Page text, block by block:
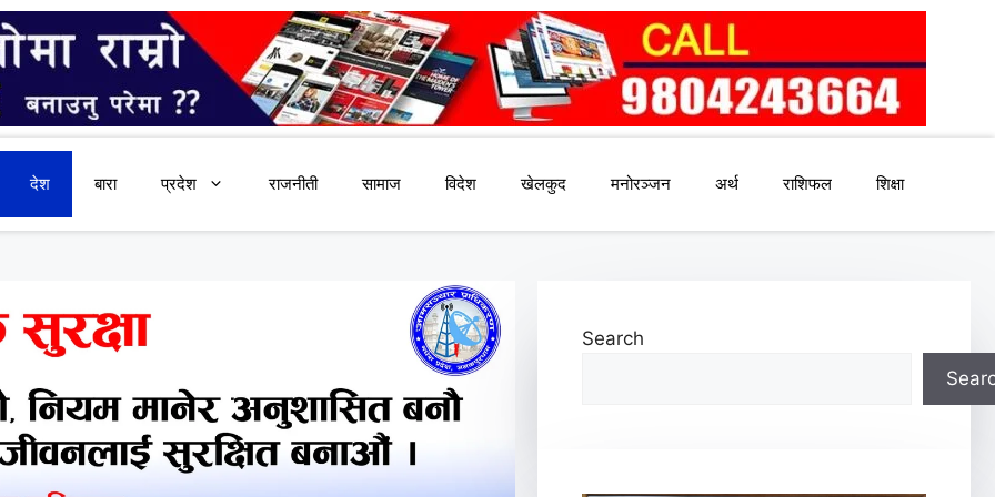
देश बारा प्रदेश राजनीती सामाज विदेश खेलकुद मनोरञ्जन अर्थ राशिफल शिक्षा
Search